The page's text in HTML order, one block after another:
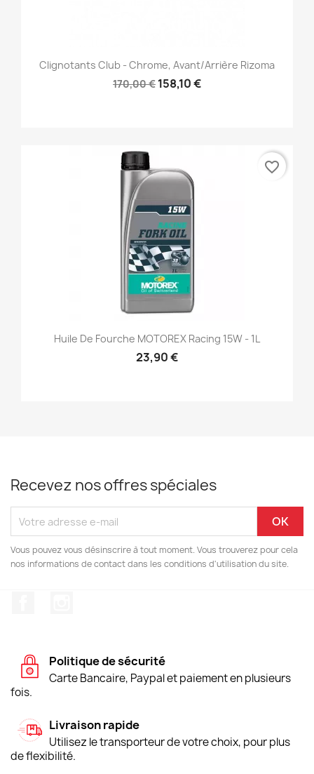
Clignotants Club - Chrome, Avant/Arrière Rizoma
170,00 € 158,10 €
Huile De Fourche MOTOREX Racing 15W - 1L
23,90 €
favorite_border
Recevez nos offres spéciales
Vous pouvez vous désinscrire à tout moment. Vous trouverez pour cela
nos informations de contact dans les conditions d'utilisation du site.
Politique de sécurité
Carte Bancaire, Paypal et paiement en plusieurs
fois.
Livraison rapide
Utilisez le transporteur de votre choix, pour plus
de flexibilité.